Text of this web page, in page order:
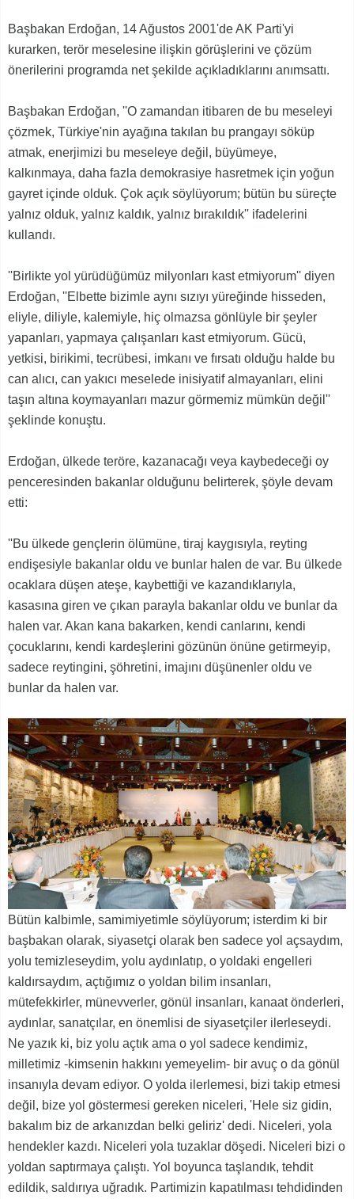
Başbakan Erdoğan, 14 Ağustos 2001'de AK Parti'yi
kurarken, terör meselesine ilişkin görüşlerini ve çözüm
önerilerini programda net şekilde açıkladıklarını anımsattı.
Başbakan Erdoğan, ''O zamandan itibaren de bu meseleyi
çözmek, Türkiye'nin ayağına takılan bu prangayı söküp
atmak, enerjimizi bu meseleye değil, büyümeye,
kalkınmaya, daha fazla demokrasiye hasretmek için yoğun
gayret içinde olduk. Çok açık söylüyorum; bütün bu süreçte
yalnız olduk, yalnız kaldık, yalnız bırakıldık'' ifadelerini
kullandı.
''Birlikte yol yürüdüğümüz milyonları kast etmiyorum'' diyen
Erdoğan, ''Elbette bizimle aynı sızıyı yüreğinde hisseden,
eliyle, diliyle, kalemiyle, hiç olmazsa gönlüyle bir şeyler
yapanları, yapmaya çalışanları kast etmiyorum. Gücü,
yetkisi, birikimi, tecrübesi, imkanı ve fırsatı olduğu halde bu
can alıcı, can yakıcı meselede inisiyatif almayanları, elini
taşın altına koymayanları mazur görmemiz mümkün değil''
şeklinde konuştu.
Erdoğan, ülkede teröre, kazanacağı veya kaybedeceği oy
penceresinden bakanlar olduğunu belirterek, şöyle devam
etti:
''Bu ülkede gençlerin ölümüne, tiraj kaygısıyla, reyting
endişesiyle bakanlar oldu ve bunlar halen de var. Bu ülkede
ocaklara düşen ateşe, kaybettiği ve kazandıklarıyla,
kasasına giren ve çıkan parayla bakanlar oldu ve bunlar da
halen var. Akan kana bakarken, kendi canlarını, kendi
çocuklarını, kendi kardeşlerini gözünün önüne getirmeyip,
sadece reytingini, şöhretini, imajını düşünenler oldu ve
bunlar da halen var.
Bütün kalbimle, samimiyetimle söylüyorum; isterdim ki bir
başbakan olarak, siyasetçi olarak ben sadece yol açsaydım,
yolu temizleseydim, yolu aydınlatıp, o yoldaki engelleri
kaldırsaydım, açtığımız o yoldan bilim insanları,
mütefekkirler, münevverler, gönül insanları, kanaat önderleri,
aydınlar, sanatçılar, en önemlisi de siyasetçiler ilerleseydi.
Ne yazık ki, biz yolu açtık ama o yol sadece kendimiz,
milletimiz -kimsenin hakkını yemeyelim- bir avuç o da gönül
insanıyla devam ediyor. O yolda ilerlemesi, bizi takip etmesi
değil, bize yol göstermesi gereken niceleri, 'Hele siz gidin,
bakalım biz de arkanızdan belki geliriz' dedi. Niceleri, yola
hendekler kazdı. Niceleri yola tuzaklar döşedi. Niceleri bizi o
yoldan saptırmaya çalıştı. Yol boyunca taşlandık, tehdit
edildik, saldırıya uğradık. Partimizin kapatılması tehdidinden